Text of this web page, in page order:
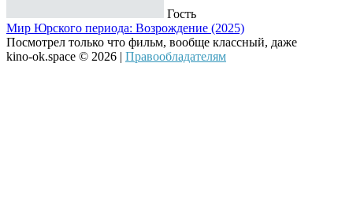
Гость
Мир Юрского периода: Возрождение (2025)
Посмотрел только что фильм, вообще классный, даже
kino-ok.space © 2026 | Правообладателям